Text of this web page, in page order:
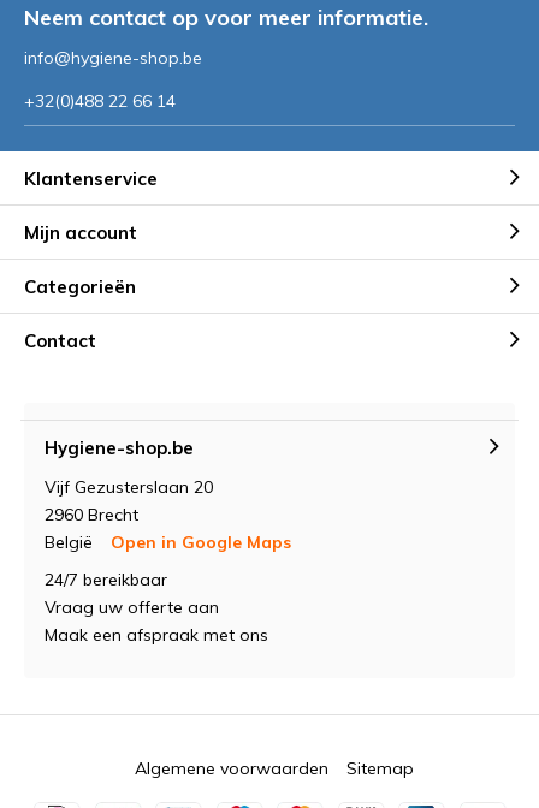
Neem contact op voor meer informatie.
info@hygiene-shop.be
+32(0)488 22 66 14
Klantenservice
Mijn account
Categorieën
Contact
Hygiene-shop.be
Vijf Gezusterslaan 20
2960 Brecht
België
Open in Google Maps
24/7 bereikbaar
Vraag uw offerte aan
Maak een afspraak met ons
Algemene voorwaarden Sitemap